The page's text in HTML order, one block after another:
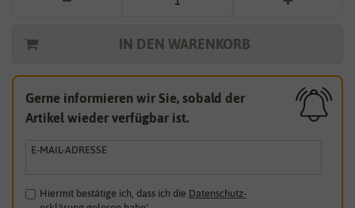
IN DEN WARENKORB
Gerne informieren wir Sie, sobald der
Artikel wieder verfügbar ist.
E-MAIL-ADRESSE
Hiermit bestätige ich, dass ich die Daten­schutz­